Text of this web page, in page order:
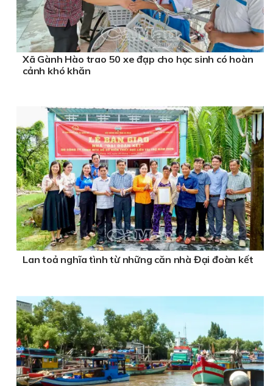
Xã Gành Hào trao 50 xe đạp cho học sinh có hoàn
cảnh khó khăn
Lan toả nghĩa tình từ những căn nhà Đại đoàn kết